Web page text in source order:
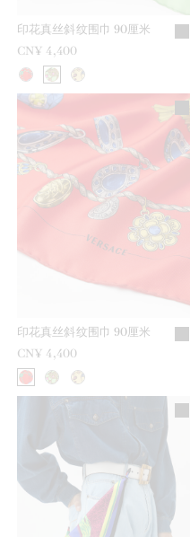
印花真丝斜纹围巾 90厘米
CN¥ 4,400
印花真丝斜纹围巾 90厘米
CN¥ 4,400